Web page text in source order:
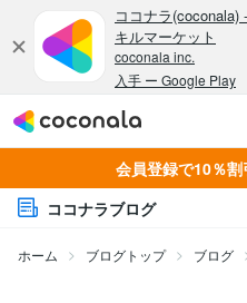
会員登録で10％割
ココナラブログ
ホーム ブログトップ ブログ